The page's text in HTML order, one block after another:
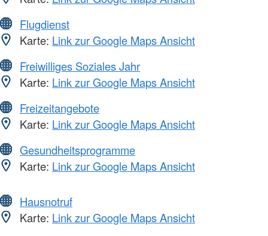
Flugdienst
Karte: Link zur Google Maps Ansicht
Freiwilliges Soziales Jahr
Karte: Link zur Google Maps Ansicht
Freizeitangebote
Karte: Link zur Google Maps Ansicht
Gesundheitsprogramme
Karte: Link zur Google Maps Ansicht
Hausnotruf
Karte: Link zur Google Maps Ansicht